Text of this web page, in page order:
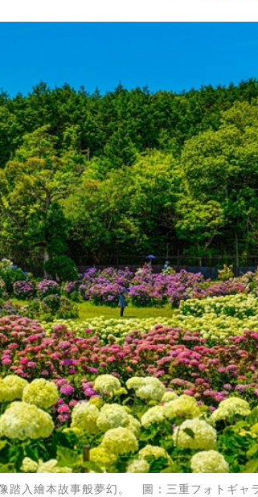
踏入繪本故事般夢幻。 圖：三重フォトギャ